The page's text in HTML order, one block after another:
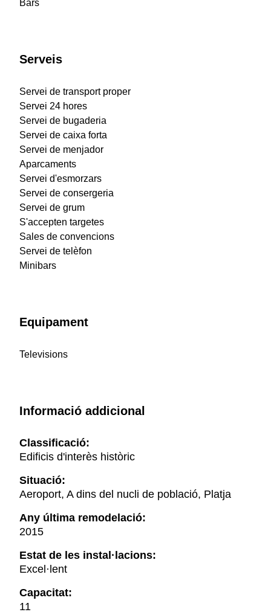
Bars
Serveis
Servei de transport proper
Servei 24 hores
Servei de bugaderia
Servei de caixa forta
Servei de menjador
Aparcaments
Servei d'esmorzars
Servei de consergeria
Servei de grum
S'accepten targetes
Sales de convencions
Servei de telèfon
Minibars
Equipament
Televisions
Informació addicional
Classificació:
Edificis d'interès històric
Situació:
Aeroport, A dins del nucli de població, Platja
Any última remodelació:
2015
Estat de les instal·lacions:
Excel·lent
Capacitat:
11